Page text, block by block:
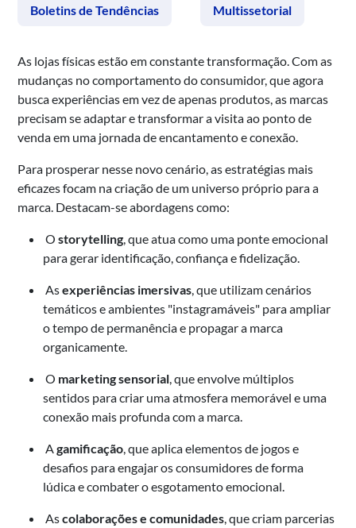
Boletins de Tendências Multissetorial
As lojas físicas estão em constante transformação. Com as
mudanças no comportamento do consumidor, que agora
busca experiências em vez de apenas produtos, as marcas
precisam se adaptar e transformar a visita ao ponto de
venda em uma jornada de encantamento e conexão.
Para prosperar nesse novo cenário, as estratégias mais
eficazes focam na criação de um universo próprio para a
marca. Destacam-se abordagens como:
O storytelling, que atua como uma ponte emocional
para gerar identificação, confiança e fidelização.
Asexperiências imersivas, que utilizam cenários
temáticos e ambientes "instagramáveis" para ampliar
o tempo de permanência e propagar a marca
organicamente.
O marketing sensorial, que envolve múltiplos
sentidos para criar uma atmosfera memorável e uma
conexão mais profunda com a marca.
Agamificação, que aplica elementos de jogos e
desafios para engajar os consumidores de forma
lúdica e combater o esgotamento emocional.
Ascolaborações e comunidades, que criam parcerias